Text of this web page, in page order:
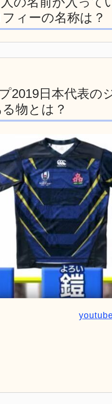
ィーの名称は？
2019日本代表の
物とは？